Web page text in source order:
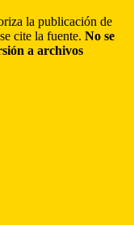
la publicación de
cite la fuente. No se
a archivos